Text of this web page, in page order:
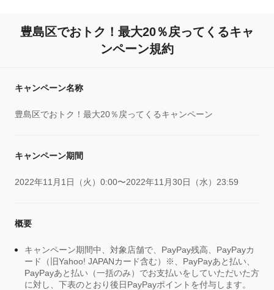
豊島区でおトク！最大20％戻ってくるキャ
ンペーン規約
キャンペーン名称
豊島区でおトク！最大20％戻ってくるキャンペーン
キャンペーン期間
2022年11月1日（火）0:00〜2022年11月30日（水）23:59
概要
キャンペーン期間中、対象店舗で、PayPay残高、PayPayカ
ード（旧Yahoo! JAPANカード含む）※、PayPayあと払い、
PayPayあと払い（一括のみ）でお支払いをしていただいた方
に対し、下表のとおり後日PayPayポイントを付与します。